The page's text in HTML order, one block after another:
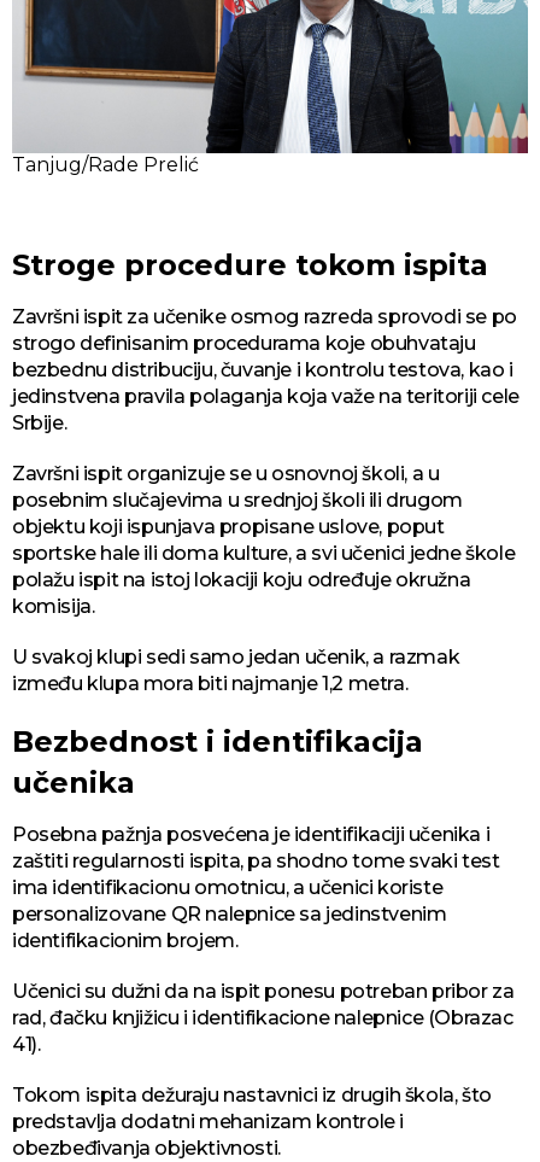
Tanjug/Rade Prelić
Stroge procedure tokom ispita
Završni ispit za učenike osmog razreda sprovodi se po
strogo definisanim procedurama koje obuhvataju
bezbednu distribuciju, čuvanje i kontrolu testova, kao i
jedinstvena pravila polaganja koja važe na teritoriji cele
Srbije.
Završni ispit organizuje se u osnovnoj školi, a u
posebnim slučajevima u srednjoj školi ili drugom
objektu koji ispunjava propisane uslove, poput
sportske hale ili doma kulture, a svi učenici jedne škole
polažu ispit na istoj lokaciji koju određuje okružna
komisija.
U svakoj klupi sedi samo jedan učenik, a razmak
između klupa mora biti najmanje 1,2 metra.
Bezbednost i identifikacija
učenika
Posebna pažnja posvećena je identifikaciji učenika i
zaštiti regularnosti ispita, pa shodno tome svaki test
ima identifikacionu omotnicu, a učenici koriste
personalizovane QR nalepnice sa jedinstvenim
identifikacionim brojem.
Učenici su dužni da na ispit ponesu potreban pribor za
rad, đačku knjižicu i identifikacione nalepnice (Obrazac
41).
Tokom ispita dežuraju nastavnici iz drugih škola, što
predstavlja dodatni mehanizam kontrole i
obezbeđivanja objektivnosti.